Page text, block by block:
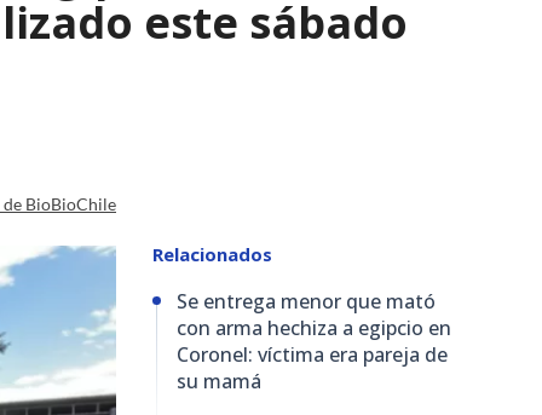
este sábado
BioBioChile
Relacionados
Se entrega menor que mató
con arma hechiza a egipcio en
Coronel: víctima era pareja de
su mamá